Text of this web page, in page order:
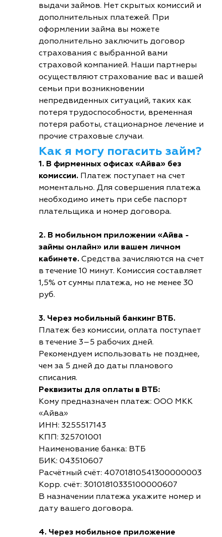
выдачи займов. Нет скрытых комиссий и
дополнительных платежей. При
оформлении займа вы можете
дополнительно заключить договор
страхования с выбранной вами
страховой компанией. Наши партнеры
осуществляют страхование вас и вашей
семьи при возникновении
непредвиденных ситуаций, таких как
потеря трудоспособности, временная
потеря работы, стационарное лечение и
прочие страховые случаи.
Как я могу погасить займ?
1. В фирменных офисах «Айва» без
комиссии. Платеж поступает на счет
моментально. Для совершения платежа
необходимо иметь при себе паспорт
плательщика и номер договора.
2. В мобильном приложении «Айва -
займы онлайн» или вашем личном
кабинете. Средства зачисляются на счет
в течение 10 минут. Комиссия составляет
1,5% от суммы платежа, но не менее 30
руб.
3. Через мобильный банкинг ВТБ.
Платеж без комиссии, оплата поступает
в течение 3–5 рабочих дней.
Рекомендуем использовать не позднее,
чем за 5 дней до даты планового
списания.
Реквизиты для оплаты в ВТБ:
Кому предназначен платеж: ООО МКК
«Айва»
ИНН: 3255517143
КПП: 325701001
Наименование банка: ВТБ
БИК: 043510607
Расчётный счёт: 40701810541300000003
Корр. счёт: 30101810335100000607
В назначении платежа укажите номер и
дату вашего договора.
4. Через мобильное приложение